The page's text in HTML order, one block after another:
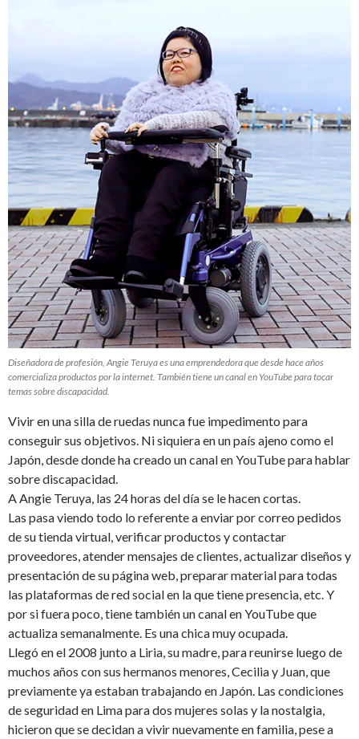
Diseñadora de profesión, Angie Teruya es una emprendedora que desde hace años
comercializa productos por la internet. También tiene un canal en YouTube para tocar
temas sobre discapacidad.
Vivir en una silla de ruedas nunca fue impedimento para
conseguir sus objetivos. Ni siquiera en un país ajeno como el
Japón, desde donde ha creado un canal en YouTube para hablar
sobre discapacidad.
A Angie Teruya, las 24 horas del día se le hacen cortas.
Las pasa viendo todo lo referente a enviar por correo pedidos
de su tienda virtual, verificar productos y contactar
proveedores, atender mensajes de clientes, actualizar diseños y
presentación de su página web, preparar material para todas
las plataformas de red social en la que tiene presencia, etc. Y
por si fuera poco, tiene también un canal en YouTube que
actualiza semanalmente. Es una chica muy ocupada.
Llegó en el 2008 junto a Liria, su madre, para reunirse luego de
muchos años con sus hermanos menores, Cecilia y Juan, que
previamente ya estaban trabajando en Japón. Las condiciones
de seguridad en Lima para dos mujeres solas y la nostalgia,
hicieron que se decidan a vivir nuevamente en familia, pese a